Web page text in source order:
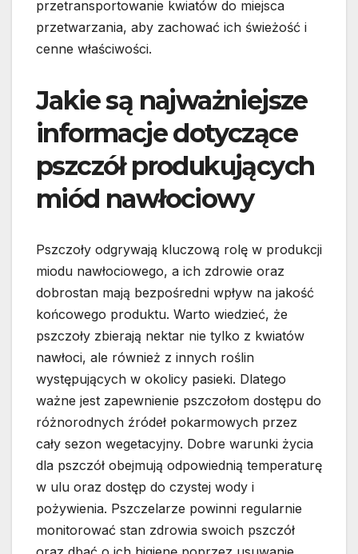
przetransportowanie kwiatów do miejsca
przetwarzania, aby zachować ich świeżość i
cenne właściwości.
Jakie są najważniejsze
informacje dotyczące
pszczół produkujących
miód nawłociowy
Pszczoły odgrywają kluczową rolę w produkcji
miodu nawłociowego, a ich zdrowie oraz
dobrostan mają bezpośredni wpływ na jakość
końcowego produktu. Warto wiedzieć, że
pszczoły zbierają nektar nie tylko z kwiatów
nawłoci, ale również z innych roślin
występujących w okolicy pasieki. Dlatego
ważne jest zapewnienie pszczołom dostępu do
różnorodnych źródeł pokarmowych przez
cały sezon wegetacyjny. Dobre warunki życia
dla pszczół obejmują odpowiednią temperaturę
w ulu oraz dostęp do czystej wody i
pożywienia. Pszczelarze powinni regularnie
monitorować stan zdrowia swoich pszczół